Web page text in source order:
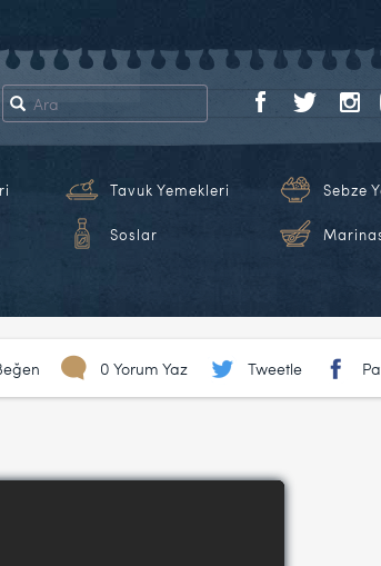
Tavuk Yemekleri Sebze
Soslar
0 Yorum Yaz Tweetle